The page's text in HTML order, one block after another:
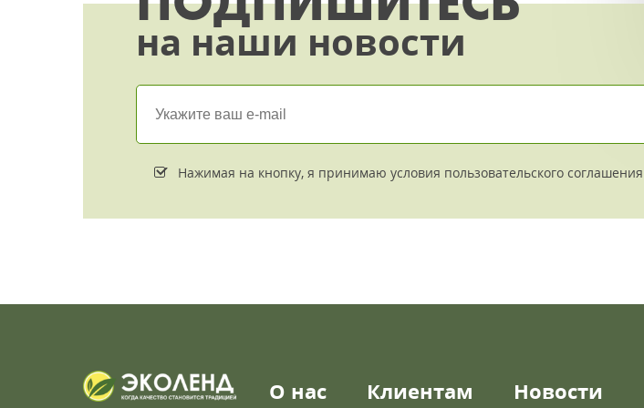
на наши новости
Нажимая на кнопку, я принимаю условия пользовательского соглашения
О нас Клиентам Новости